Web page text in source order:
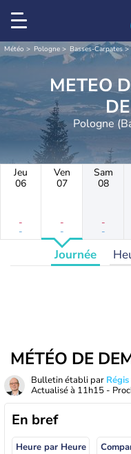
Météo Pologne Basses-Carpates
METEO DĄBROWICA
Pologne
Jeu
06
-
-
Ven
07
-
-
Sam
08
-
-
Journée
MÉTÉO DE
Bulletin établi par
Actualisé à 11h15 -
En bref
Heure par Heure